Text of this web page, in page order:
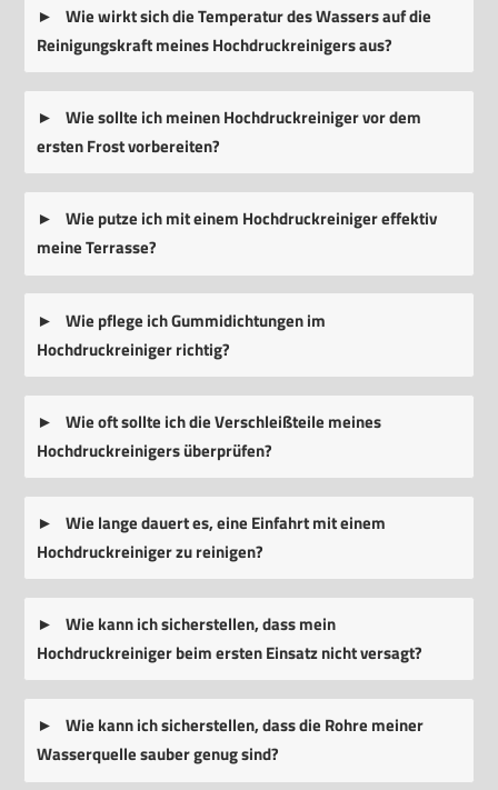
Wie wirkt sich die Temperatur des Wassers auf die
Reinigungskraft meines Hochdruckreinigers aus?
Wie sollte ich meinen Hochdruckreiniger vor dem
ersten Frost vorbereiten?
Wie putze ich mit einem Hochdruckreiniger effektiv
meine Terrasse?
Wie pflege ich Gummidichtungen im
Hochdruckreiniger richtig?
Wie oft sollte ich die Verschleißteile meines
Hochdruckreinigers überprüfen?
Wie lange dauert es, eine Einfahrt mit einem
Hochdruckreiniger zu reinigen?
Wie kann ich sicherstellen, dass mein
Hochdruckreiniger beim ersten Einsatz nicht versagt?
Wie kann ich sicherstellen, dass die Rohre meiner
Wasserquelle sauber genug sind?